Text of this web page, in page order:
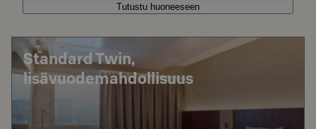
Tutustu huoneeseen
Standard Twin,
lisävuodemahdollisuus